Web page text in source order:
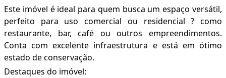
Este imóvel é ideal para quem busca um espaço versátil,
perfeito para uso comercial ou residencial ? como
restaurante, bar, café ou outros empreendimentos.
Conta com excelente infraestrutura e está em ótimo
estado de conservação.
Destaques do imóvel: